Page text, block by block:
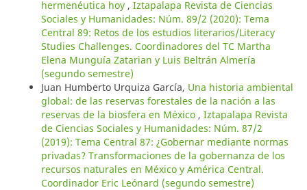
hermenéutica hoy , Iztapalapa Revista de Ciencias
Sociales y Humanidades: Núm. 89/2 (2020): Tema
Central 89: Retos de los estudios literarios/Literacy
Studies Challenges. Coordinadores del TC Martha
Elena Munguía Zatarian y Luis Beltrán Almería
(segundo semestre)
Juan Humberto Urquiza García, Una historia ambiental
global: de las reservas forestales de la nación a las
reservas de la biosfera en México , Iztapalapa Revista
de Ciencias Sociales y Humanidades: Núm. 87/2
(2019): Tema Central 87: ¿Gobernar mediante normas
privadas? Transformaciones de la gobernanza de los
recursos naturales en México y América Central.
Coordinador Eric Leónard (segundo semestre)